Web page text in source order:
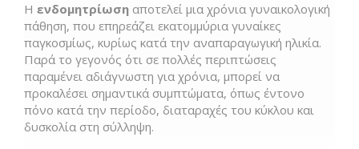
Η ενδομητρίωση αποτελεί μια χρόνια γυναικολογική
πάθηση, που επηρεάζει εκατομμύρια γυναίκες
παγκοσμίως, κυρίως κατά την αναπαραγωγική ηλικία.
Παρά το γεγονός ότι σε πολλές περιπτώσεις
παραμένει αδιάγνωστη για χρόνια, μπορεί να
προκαλέσει σημαντικά συμπτώματα, όπως έντονο
πόνο κατά την περίοδο, διαταραχές του κύκλου και
δυσκολία στη σύλληψη.